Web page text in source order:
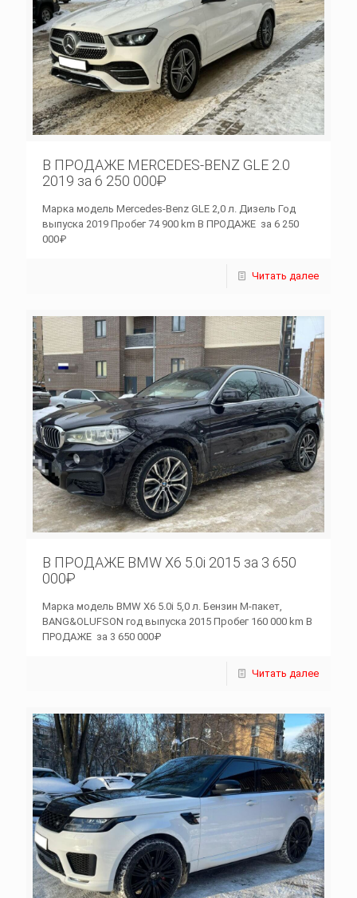
В ПРОДАЖЕ MERCEDES-BENZ GLE 2.0
2019 за 6 250 000₽
Марка модель Mercedes-Benz GLE 2,0 л. Дизель Год
выпуска 2019 Пробег 74 900 km В ПРОДАЖЕ за 6 250
000₽
Читать далее
В ПРОДАЖЕ BMW X6 5.0i 2015 за 3 650
000₽
Марка модель BMW X6 5.0i 5,0 л. Бензин M-пакет,
BANG&OLUFSON год выпуска 2015 Пробег 160 000 km В
ПРОДАЖЕ за 3 650 000₽
Читать далее